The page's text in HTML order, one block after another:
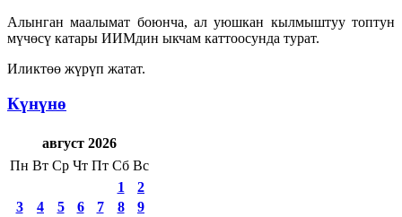
Алынган маалымат боюнча, ал уюшкан кылмыштуу топтун
мүчөсү катары ИИМдин ыкчам каттоосунда турат.
Иликтөө жүрүп жатат.
Күнүнө
август 2026
Пн Вт Ср Чт Пт Сб Вс
1
2
3
4 5 6 7 8
9